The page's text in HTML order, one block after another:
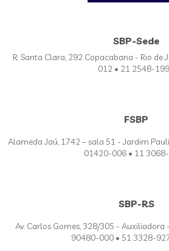
SBP-Sede
R. Santa Clara, 292 Copacabana - Rio de
012 • 21 2548-
FSBP
Alameda Jaú, 1742 – sala 51 - Jardim
01420-006 • 11
SBP-RS
Av. Carlos Gomes, 328/305 - Auxiliadora
90480-000 • 51 3328-